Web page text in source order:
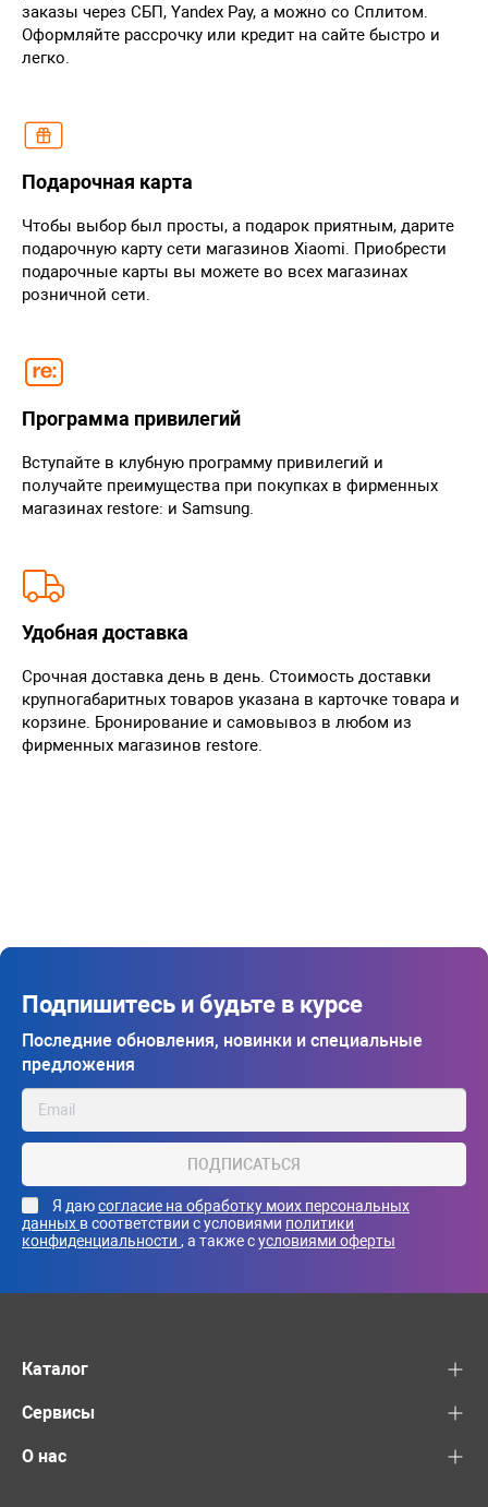
заказы через СБП, Yandex Pay, а можно со Сплитом.
Оформляйте рассрочку или кредит на сайте быстро и
легко.
Подарочная карта
Чтобы выбор был просты, а подарок приятным, дарите
подарочную карту сети магазинов Xiaomi. Приобрести
подарочные карты вы можете во всех магазинах
розничной сети.
Программа привилегий
Вступайте в клубную программу привилегий и
получайте преимущества при покупках в фирменных
магазинах restore: и Samsung.
Удобная доставка
Срочная доставка день в день. Стоимость доставки
крупногабаритных товаров указана в карточке товара и
корзине. Бронирование и самовывоз в любом из
фирменных магазинов restore.
Подпишитесь и будьте в курсе
Последние обновления, новинки и специальные
предложения
ПОДПИСАТЬСЯ
Я даюсогласие на обработку моих персональных
данных в соответствии с условиями политики
конфиденциальности , а также сусловиями оферты
Каталог
Сервисы
О нас